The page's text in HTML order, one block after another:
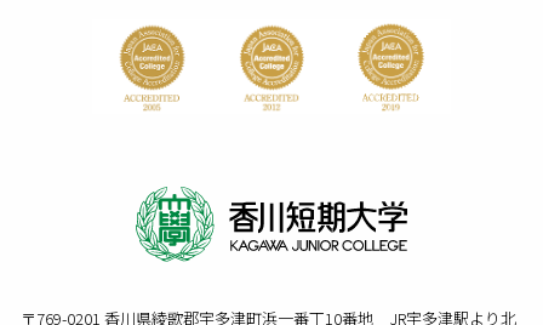
〒769-0201 香川県綾歌郡宇多津町浜一番丁10番地 JR宇多津駅より北